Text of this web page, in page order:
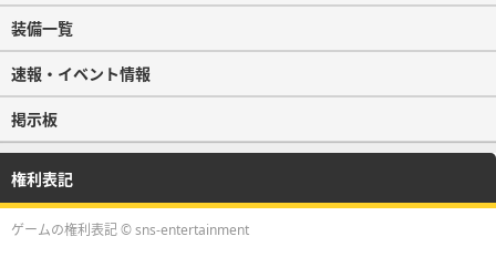
装備一覧
速報・イベント情報
掲示板
権利表記
ゲームの権利表記 © sns-entertainment